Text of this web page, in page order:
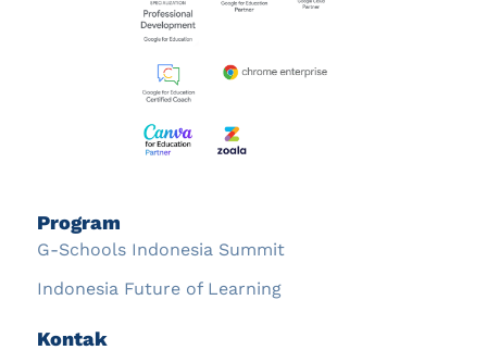
Program
G-Schools Indonesia Summit
Indonesia Future of Learning
Kontak